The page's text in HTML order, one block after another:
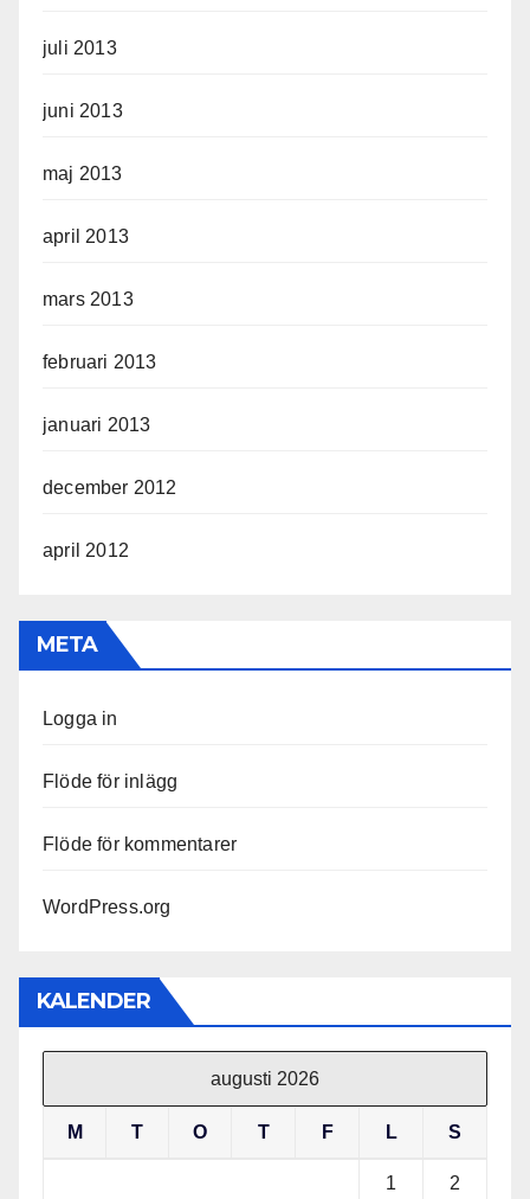
juli 2013
juni 2013
maj 2013
april 2013
mars 2013
februari 2013
januari 2013
december 2012
april 2012
META
Logga in
Flöde för inlägg
Flöde för kommentarer
WordPress.org
KALENDER
augusti 2026
M T O T F L S
1 2